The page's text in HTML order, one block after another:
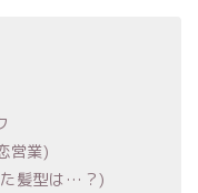
営業)
た髪型は…？)